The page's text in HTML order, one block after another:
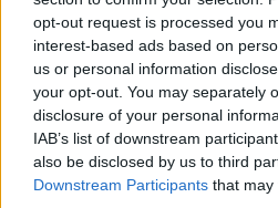
opt-out request is processed you
interest-based ads based on
us or personal information
your opt-out. You may separately
disclosure of your personal
IAB’s list of downstream
also be disclosed by us to third
Downstream Participants that may
Πιο
1 Κωνσταντίνος
Νίκα κάνουν διακοπές
με τα δύο παιδιά τους